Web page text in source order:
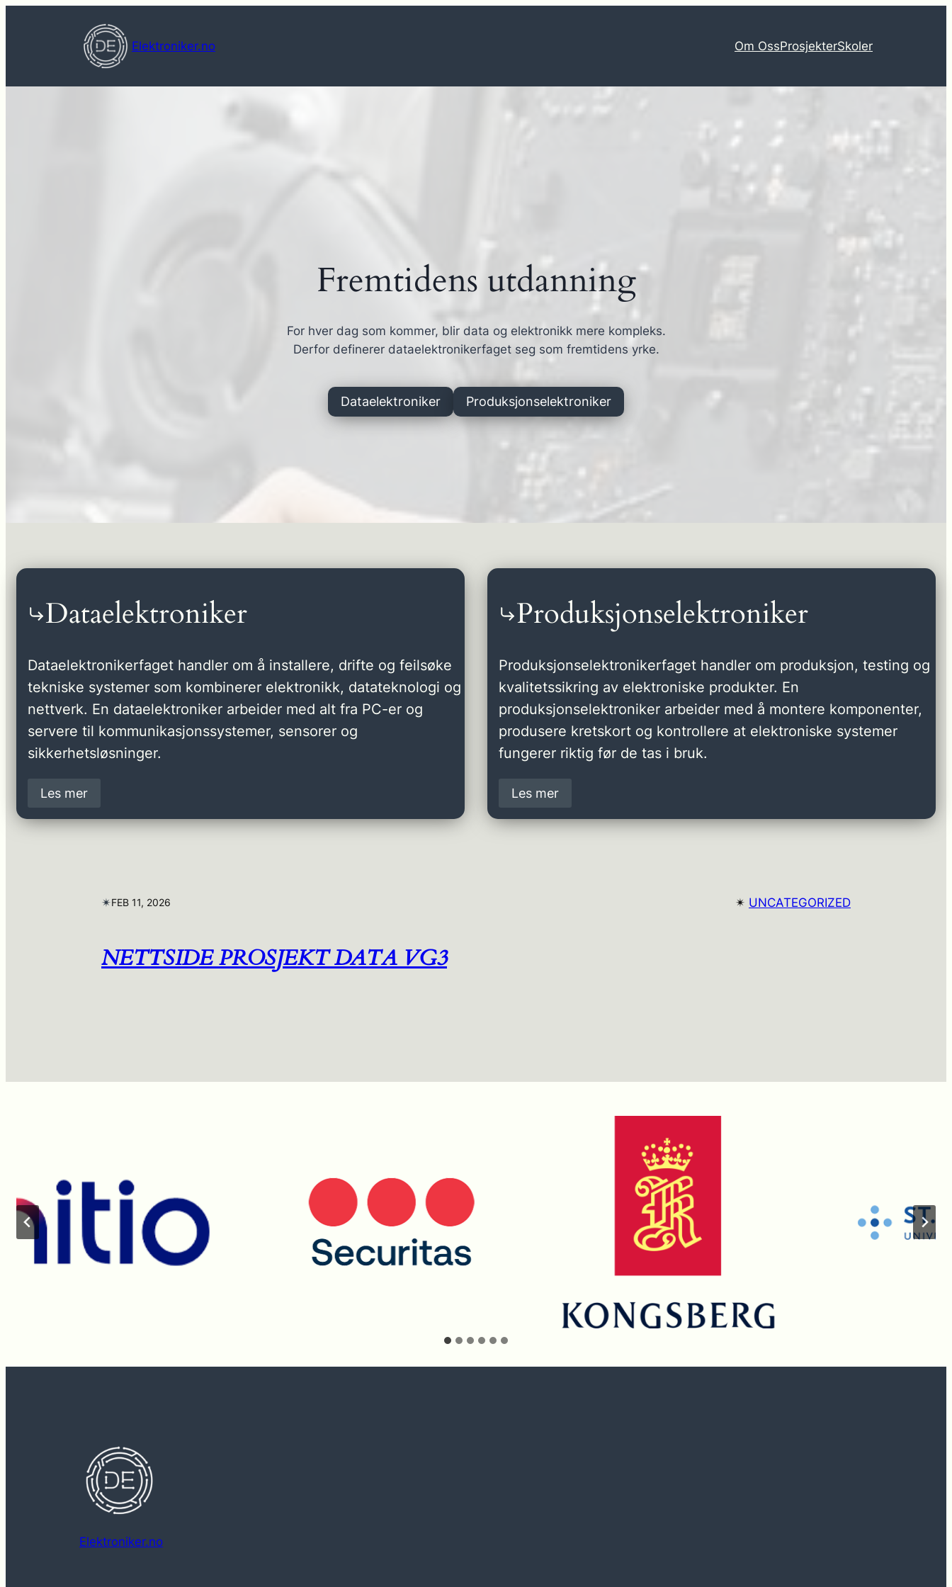
Elektroniker.no Om OssProsjekterSkoler
Fremtidens utdanning
For hver dag som kommer, blir data og elektronikk mere kompleks.
Derfor definerer dataelektronikerfaget seg som fremtidens yrke.
Dataelektroniker Produksjonselektroniker
Dataelektroniker
Dataelektronikerfaget handler om å installere, drifte og feilsøke
tekniske systemer som kombinerer elektronikk, datateknologi og
nettverk. En dataelektroniker arbeider med alt fra PC-er og
servere til kommunikasjonssystemer, sensorer og
sikkerhetsløsninger.
Les mer
Produksjonselektroniker
Produksjonselektronikerfaget handler om produksjon, testing og
kvalitetssikring av elektroniske produkter. En
produksjonselektroniker arbeider med å montere komponenter,
produsere kretskort og kontrollere at elektroniske systemer
fungerer riktig før de tas i bruk.
Les mer
✴︎FEB 11, 2026 ✴︎ UNCATEGORIZED
NETTSIDE PROSJEKT DATA VG3
Elektroniker.no